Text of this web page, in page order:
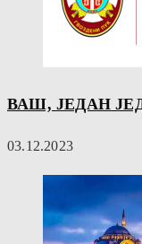
ВАШ, ЈЕДАН
03.12.2023